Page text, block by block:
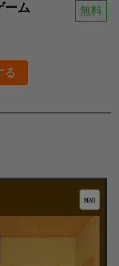
ーム
無料
る